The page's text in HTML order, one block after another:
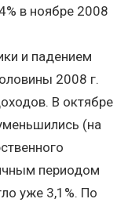
в ноябре 2008
и падением
2008 г.
В октябре
(на
периодом
уже 3,1%. По